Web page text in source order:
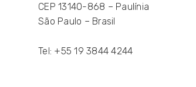
CEP 13140-868 – Paulínia
São Paulo – Brasil
Tel: +55 19 3844 4244